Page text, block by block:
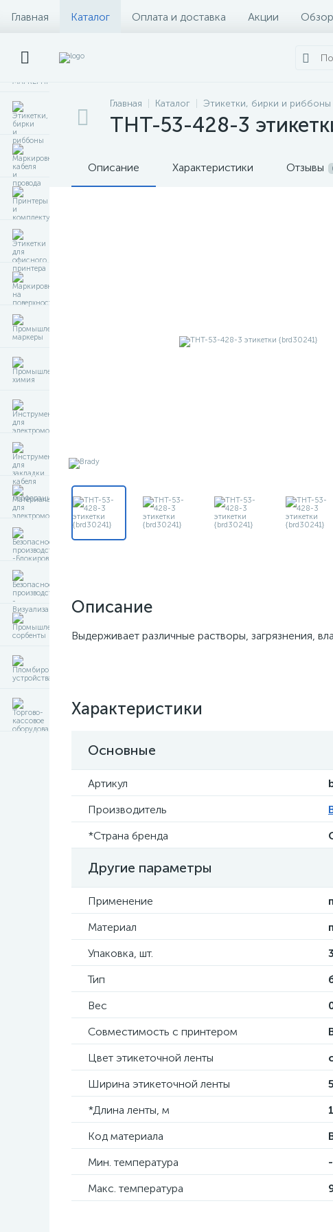
Главная Каталог Оплата и доставка Акции
Главная Каталог Этикетки, бирки и риббоны
THT-53-428-3
Описание Характеристики Отзывы
Описание
Выдерживает различные растворы, загрязнения,
Характеристики
Основные
Артикул
Производитель
*Страна бренда
Другие параметры
Применение
Материал
Упаковка, шт.
Тип
Вес
Совместимость с принтером
Цвет этикеточной ленты
Ширина этикеточной ленты
*Длина ленты, м
Код материала
Мин. температура
Макс. температура